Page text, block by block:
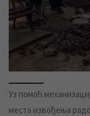
Уз помоћ
места извођења